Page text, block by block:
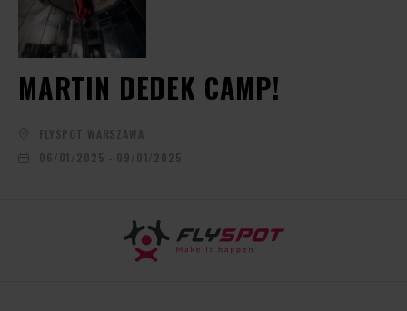
MARTIN DEDEK CAMP!
FLYSPOT WARSZAWA
06/01/2025 - 09/01/2025